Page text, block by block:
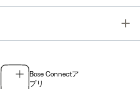
Bose Connectア
プリ